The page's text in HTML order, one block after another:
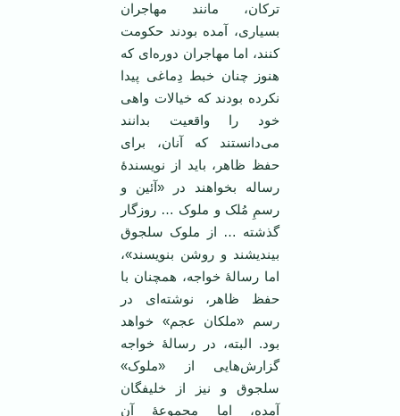
ترکان، مانند مهاجران
بسیاری، آمده بودند حکومت
کنند، اما مهاجران دوره‌ای که
هنوز چنان خبط دِماغی پیدا
نکرده بودند که خیالات واهی
خود را واقعیت بدانند
می‌دانستند که آنان، برای
حفظ ظاهر، باید از نویسندۀ
رساله بخواهند در «آئین و
رسمِ مُلک و ملوک … روزگار
گذشته … از ملوک سلجوق
بیندیشند و روشن بنویسند»،
اما رسالۀ خواجه، همچنان با
حفظ ظاهر، نوشته‌ای در
رسم «ملکان عجم» خواهد
بود. البته، در رسالۀ خواجه
گزارش‌هایی از «ملوک»
سلجوق و نیز از خلیفگان
آمده، اما مجموعۀ آن